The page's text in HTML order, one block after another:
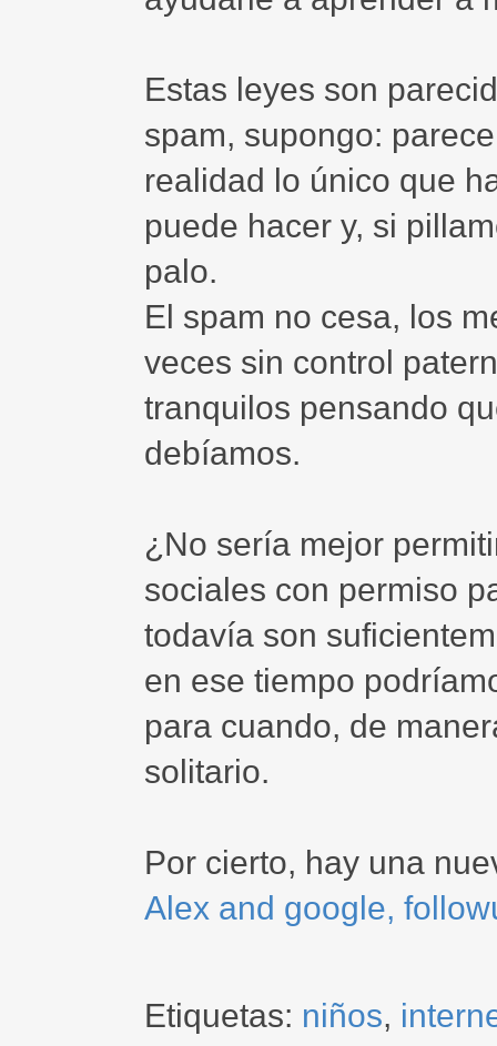
Estas leyes son
spam, supongo:
realidad lo único que
puede hacer y, si
palo.
El spam no cesa, los
veces sin control
tranquilos pensando
debíamos.
¿No sería mejor
sociales con permiso
todavía son
en ese tiempo
para cuando, de
solitario.
Por cierto, hay una
Alex and google,
Etiquetas: niños,